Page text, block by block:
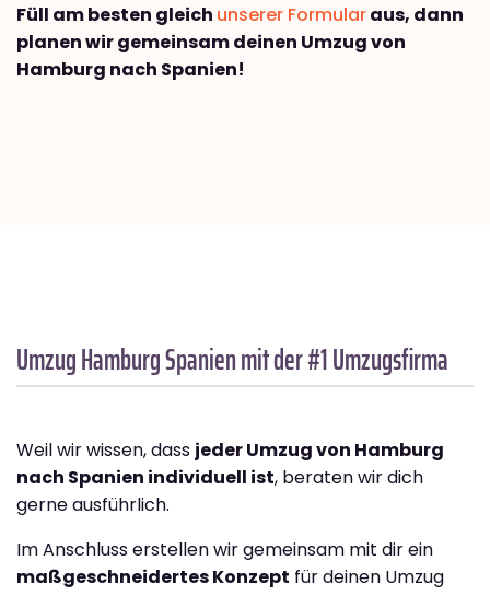
Füll am besten gleich unserer Formularaus, dann
planen wir gemeinsam deinen Umzug von
Hamburg nach Spanien!
Umzug HamburgSpanienmit der #1 Umzugsfirma
Weil wir wissen, dass jeder Umzug von Hamburg
nach Spanien individuell ist, beraten wir dich
gerne ausführlich.
Im Anschluss erstellen wir gemeinsam mit dir ein
maßgeschneidertes Konzept für deinen Umzug